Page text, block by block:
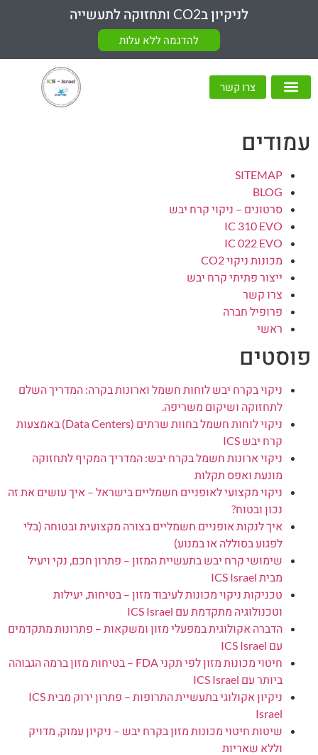
לניקיון בCO2 ותחזוקה לתעשייה
להדגמה ללא עלות
צרו קשר
עמודים
SITEMAP
BLOG
סרטונים – ניקוי קרח יבש
IC 310 EVO
IC 022 EVO
מכונות ניקוי CO2
ייצור פתיתי קרח יבש
צרו קשר
פרופיל חברה
ראשי
פוסטים
ניקוי בקרח יבש לוחות חשמל וארונות בקרה: המדריך השלם
לתחזוקה ושיקום משריפה.
ניקוי לוחות חשמל בחוות שרתים (Data Centers) באמצעות
קרח יבש ICS
ניקוי ארונות חשמל בקרח יבש: המדריך המקיף לתחזוקה
מונעת ואפס תקלות
ניקוי מקצועי לאופניים חשמליים בישראל – איך עושים את זה
נכון ובטוח?
איך לנקות אופניים חשמליים בצורה מקצועית ובטוחה (בלי
לפגוע בסוללה או במנוע)
שימושי קרח יבש בתעשיית המזון – פתרון חכם, נקי ויעיל
מבית ICS Israel
טכניקות ניקוי מכונות לעיבוד מזון – בטיחות, יעילות
וטכנולוגיה מתקדמת עם ICS Israel
הדברה אקולוגית במפעלי מזון ומשקאות – פתרונות מתקדמים
עם ICS Israel
חיטוי מכונות מזון לפי תקני FDA – בטיחות מזון ברמה הגבוהה
ביותר עם ICS Israel
ניקיון אקולוגי בתעשיית התרופות – פתרון ירוק מבית ICS
Israel
שיטות חיטוי מכונות מזון בקרח יבש – ניקיון עמוק, מדויק
וללא שאריות